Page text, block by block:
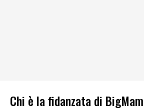
Chi è la fidanzata di